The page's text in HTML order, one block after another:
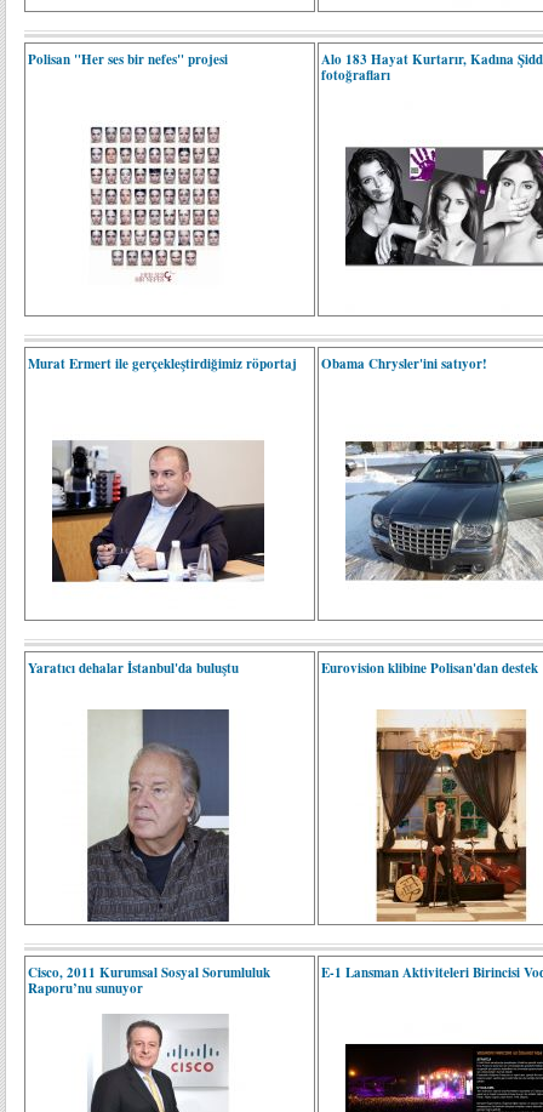
Polisan "Her ses bir nefes" projesi
Alo 183 Hayat Kurtarır, Kadına
fotoğrafları
Murat Ermert ile gerçekleştirdiğimiz röportaj Obama Chrysler'ini satıyor!
Yaratıcı dehalar İstanbul'da buluştu Eurovision klibine Polisan'dan destek
Cisco, 2011 Kurumsal Sosyal Sorumluluk
Raporu’nu sunuyor
E-1 Lansman Aktiviteleri Birincisi